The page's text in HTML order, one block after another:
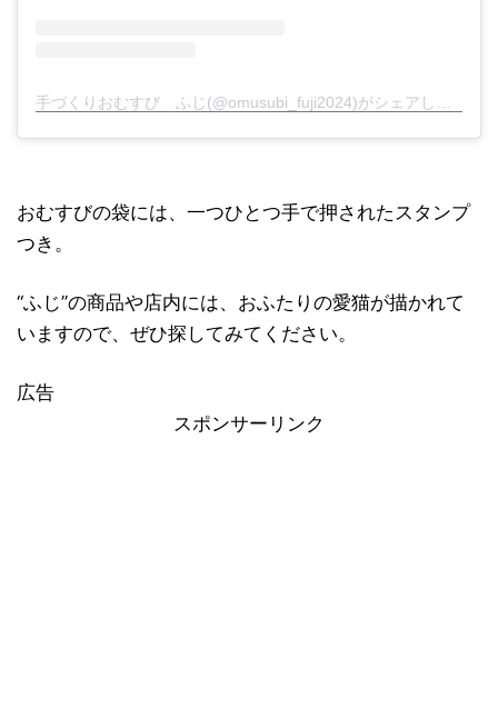
おむすびの袋には、一つひとつ手で押されたスタンプ
つき。
“ふじ”の商品や店内には、おふたりの愛猫が描かれて
いますので、ぜひ探してみてください。
広告
スポンサーリンク